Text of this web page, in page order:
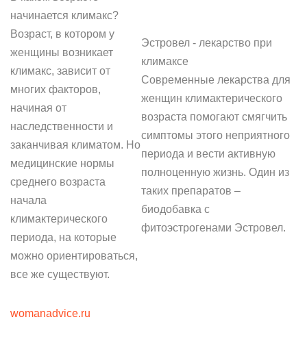
начинается климакс?
Возраст, в котором у
женщины возникает
климакс, зависит от
многих факторов,
начиная от
наследственности и
заканчивая климатом. Но
медицинские нормы
среднего возраста
начала
климактерического
периода, на которые
можно ориентироваться,
все же существуют.
Эстровел - лекарство при
климаксе
Современные лекарства для
женщин климактерического
возраста помогают смягчить
симптомы этого неприятного
периода и вести активную
полноценную жизнь. Один из
таких препаратов –
биодобавка с
фитоэстрогенами Эстровел.
womanadvice.ru